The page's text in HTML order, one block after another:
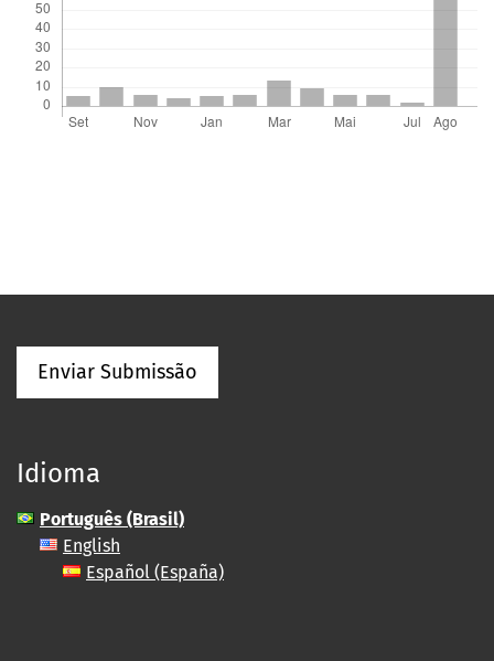
Enviar Submissão
Idioma
Português (Brasil)
English
Español (España)